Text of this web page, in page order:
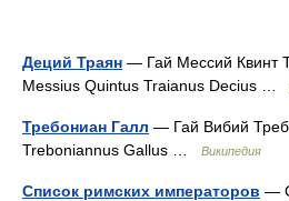
Деций Траян — Гай Мессий Квинт
Messius Quintus Traianus Decius …
Требониан Галл — Гай Вибий
Treboniannus Gallus …
Википедия
Список римских императоров —